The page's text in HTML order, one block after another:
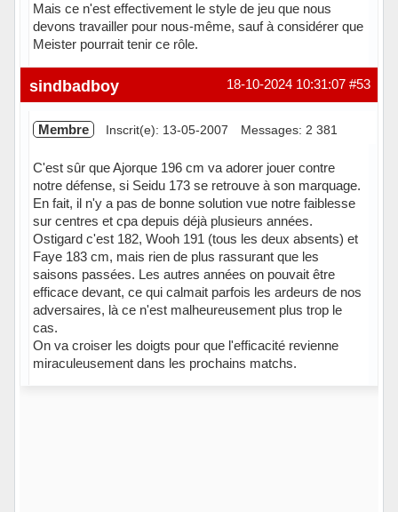
Mais ce n'est effectivement le style de jeu que nous
devons travailler pour nous-même, sauf à considérer que
Meister pourrait tenir ce rôle.
Hors ligne #53
18-10-2024 10:31:07
sindbadboy
Membre Inscrit(e): 13-05-2007 Messages: 2 381
C'est sûr que Ajorque 196 cm va adorer jouer contre
notre défense, si Seidu 173 se retrouve à son marquage.
En fait, il n'y a pas de bonne solution vue notre faiblesse
sur centres et cpa depuis déjà plusieurs années.
Ostigard c'est 182, Wooh 191 (tous les deux absents) et
Faye 183 cm, mais rien de plus rassurant que les
saisons passées. Les autres années on pouvait être
efficace devant, ce qui calmait parfois les ardeurs de nos
adversaires, là ce n'est malheureusement plus trop le
cas.
On va croiser les doigts pour que l'efficacité revienne
miraculeusement dans les prochains matchs.